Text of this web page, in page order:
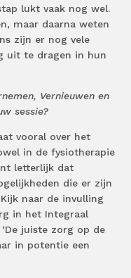
lukt vaak nog wel.
maar daarna weten
zijn er nog vele
uit te dragen in hun
Vernieuwen en
sessie?
vooral over het
in de fysiotherapie
letterlijk dat
die er zijn
naar de invulling
in het Integraal
juiste zorg op de
in potentie een